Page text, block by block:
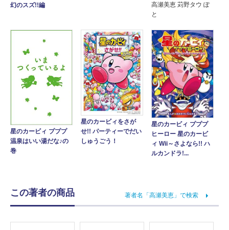
幻のスズ!!編
高瀬美恵 苅野タウ ぽ
と
星のカービィ プププ
温泉はいい湯だな♪の
巻
星のカービィをさが
せ!! パーティーでだい
しゅうごう！
星のカービィ プププ
ヒーロー 星のカービ
ィ Wii～さよなら!! ハ
ルカンドラ!...
この著者の商品 著者名「高瀬美恵」で検索